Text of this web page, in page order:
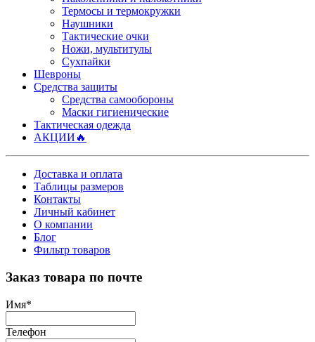
Термосы и термокружки
Наушники
Тактические очки
Ножи, мультитулы
Сухпайки
Шевроны
Средства защиты
Средства самообороны
Маски гигиенические
Тактическая одежда
АКЦИИ🔥
Доставка и оплата
Таблицы размеров
Контакты
Личный кабинет
О компании
Блог
Фильтр товаров
Заказ товара по почте
Имя*
Телефон